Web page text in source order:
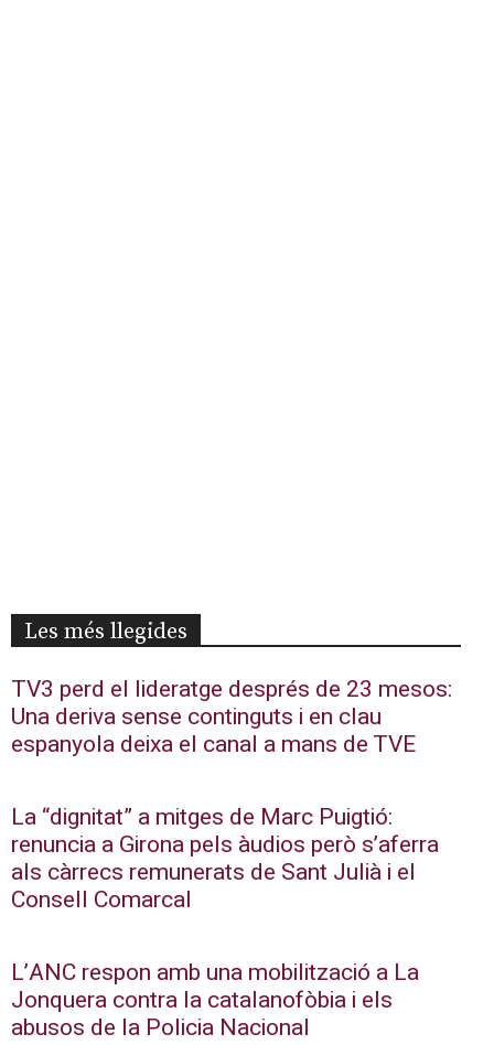
Les més llegides
TV3 perd el lideratge després de 23 mesos:
Una deriva sense continguts i en clau
espanyola deixa el canal a mans de TVE
La “dignitat” a mitges de Marc Puigtió:
renuncia a Girona pels àudios però s’aferra
als càrrecs remunerats de Sant Julià i el
Consell Comarcal
L’ANC respon amb una mobilització a La
Jonquera contra la catalanofòbia i els
abusos de la Policia Nacional